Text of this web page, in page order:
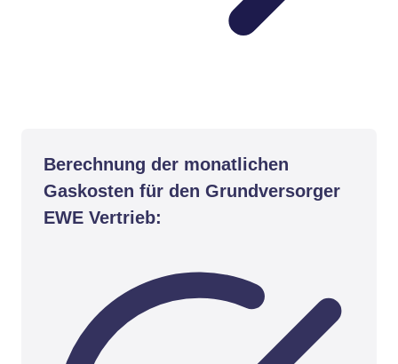
Berechnung der monatlichen
Gaskosten für den Grundversorger
EWE Vertrieb: